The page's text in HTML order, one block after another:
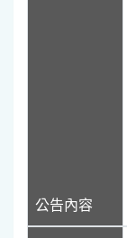
公告內容